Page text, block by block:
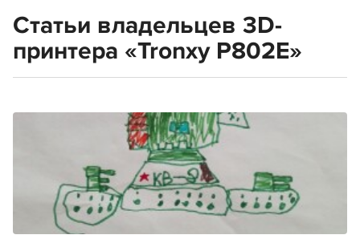
Статьи владельцев 3D-
принтера «Tronxy P802E»